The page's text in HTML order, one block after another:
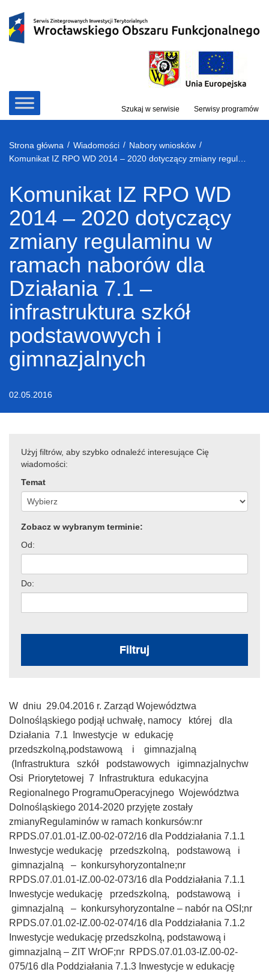
treści
Szukaj w serwisie Serwisy programów
Strona główna / Wiadomości / Nabory wniosków /
Komunikat IZ RPO WD
2014 – 2020 dotyczący
zmiany regulaminu w
ramach naborów dla
Działania 7.1 –
infrastruktura szkół
podstawowych i
gimnazjalnych
02.05.2016
Użyj filtrów, aby szybko odnaleźć interesujące Cię
wiadomości:
Temat
Zobacz w wybranym terminie:
Od:
Do:
Filtruj
W dniu 29.04.2016 r. Zarząd Województwa
Dolnośląskiego podjął uchwałę, namocy której dla
Działania 7.1 Inwestycje w edukację
przedszkolną,podstawową i gimnazjalną
(Infrastruktura szkół podstawowych igimnazjalnychw
Osi Priorytetowej 7 Infrastruktura edukacyjna
Regionalnego ProgramuOperacyjnego Województwa
Dolnośląskiego 2014-2020 przyjęte zostały
zmianyRegulaminów w ramach konkursów:nr
RPDS.07.01.01-IZ.00-02-072/16 dla Poddziałania 7.1.1
Inwestycje wedukację przedszkolną, podstawową i
gimnazjalną – konkursyhoryzontalne;nr
RPDS.07.01.01-IZ.00-02-073/16 dla Poddziałania 7.1.1
Inwestycje wedukację przedszkolną, podstawową i
gimnazjalną – konkursyhoryzontalne – nabór na OSI;nr
RPDS.07.01.02-IZ.00-02-074/16 dla Poddziałania 7.1.2
Inwestycje wedukację przedszkolną, podstawową i
gimnazjalną – ZIT WrOF;nr RPDS.07.01.03-IZ.00-02-
075/16 dla Poddziałania 7.1.3 Inwestycje w edukację